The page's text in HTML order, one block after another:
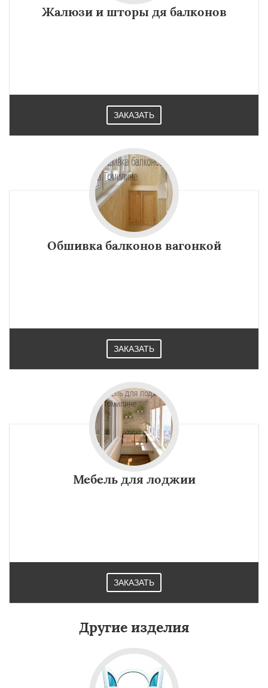
Жалюзи и шторы дя балконов
ЗАКАЗАТЬ
Обшивка балконов вагонкой
ЗАКАЗАТЬ
Мебель для лоджии
ЗАКАЗАТЬ
Другие изделия